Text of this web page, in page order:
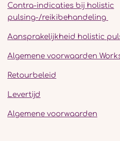
Contra-indicaties bij holistic
pulsing-/reikibehandeling
Aansprakelijkheid holistic
Algemene voorwaarden
Retourbeleid
Levertijd
Algemene voorwaarden